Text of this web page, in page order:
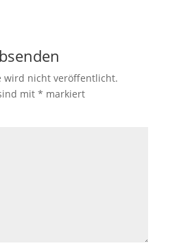
wird nicht veröffentlicht.
mit * markiert